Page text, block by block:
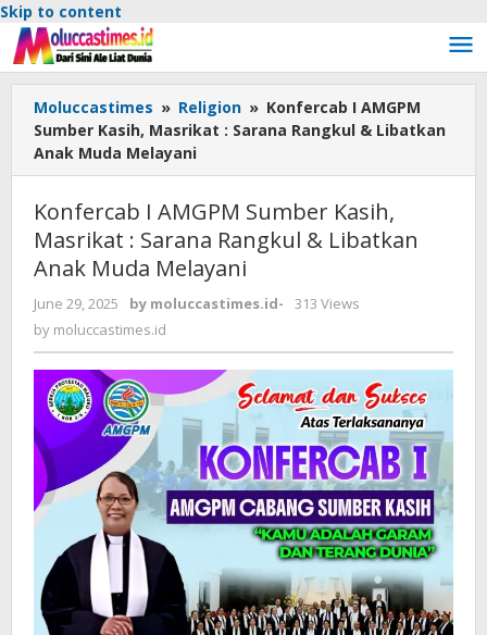
Skip to content
Moluccastimes » Religion » Konfercab I AMGPM
Sumber Kasih, Masrikat : Sarana Rangkul & Libatkan
Anak Muda Melayani
Konfercab I AMGPM Sumber Kasih,
Masrikat : Sarana Rangkul & Libatkan
Anak Muda Melayani
June 29, 2025 by moluccastimes.id-
313 Views
by moluccastimes.id